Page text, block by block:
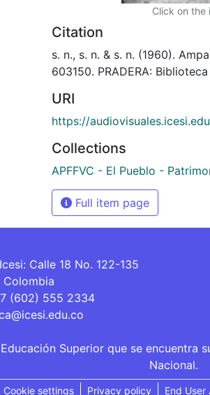
Click on the
Citation
s. n., s. n. & s. n. (1960).
603150. PRADERA:
URI
https://
Collections
APFFVC - El Pueblo -
Full item page
Calle 18 No. 122-135
Colombia
(602) 555 2334
Superior que se encuentra
Nacional.
Cookie settings Privacy policy End User